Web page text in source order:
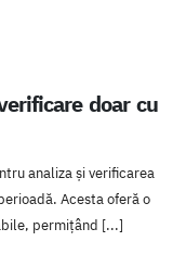
doar cu
analiza și verificarea
Acesta oferă o
permițând [...]